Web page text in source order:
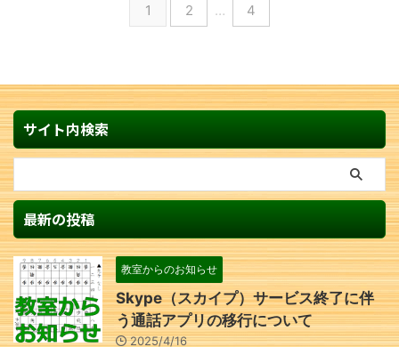
1 2 … 4
サイト内検索
最新の投稿
教室からのお知らせ
Skype（スカイプ）サービス終了に伴
う通話アプリの移行について
2025/4/16